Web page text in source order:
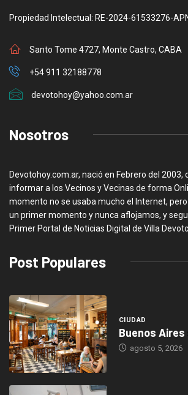
Propiedad Intelectual: RE-2024-61533276-
Santo Tome 4727, Monte Castro, CABA
+54 911 32188778
devotohoy@yahoo.com.ar
Nosotros
Devotohoy.com.ar, nació en Febrero del 2003,
informar a los Vecinos y Vecinas de forma
momento no se usaba mucho el Internet,
un primer momento y nunca aflojamos, y
Primer Portal de Noticias Digital de Villa
Post Populares
CIUDAD
Buenos Aires
agosto 5, 2026